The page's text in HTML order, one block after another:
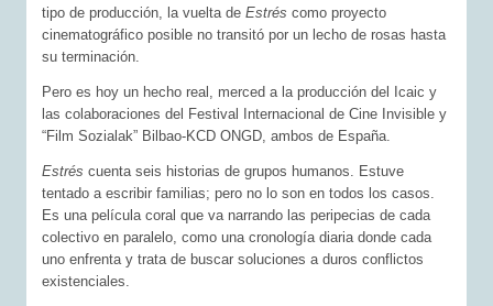
tipo de producción, la vuelta deEstrés como proyecto
cinematográfico posible no transitó por un lecho de rosas hasta
su terminación.
Pero es hoy un hecho real, merced a la producción del Icaic y
las colaboraciones del Festival Internacional de Cine Invisible y
“Film Sozialak” Bilbao-KCD ONGD, ambos de España.
Estrés cuenta seis historias de grupos humanos. Estuve
tentado a escribir familias; pero no lo son en todos los casos.
Es una película coral que va narrando las peripecias de cada
colectivo en paralelo, como una cronología diaria donde cada
uno enfrenta y trata de buscar soluciones a duros conflictos
existenciales.